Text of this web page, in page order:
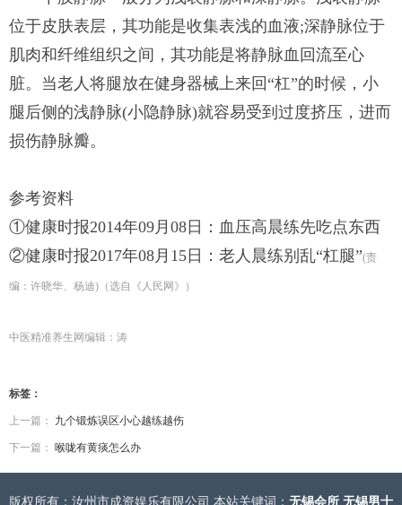
位于皮肤表层，其功能是收集表浅的血液;深静脉位于
肌肉和纤维组织之间，其功能是将静脉血回流至心
脏。当老人将腿放在健身器械上来回“杠”的时候，小
腿后侧的浅静脉(小隐静脉)就容易受到过度挤压，进而
损伤静脉瓣。
参考资料
①健康时报2014年09月08日：血压高晨练先吃点东西
②健康时报2017年08月15日：老人晨练别乱“杠腿”(责
编：许晓华、杨迪)（选自《人民网》）
中医精准养生网编辑：涛
标签：
上一篇： 九个锻炼误区小心越练越伤
下一篇： 喉咙有黄痰怎么办
版权所有：汝州市成资娱乐有限公司 本站关键词： 无锡会所 无锡男士